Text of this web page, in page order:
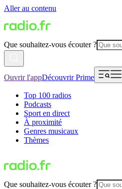
Aller au contenu
Que souhaitez-vous écouter ?
Ouvrir l'appDécouvrir Prime
Top 100 radios
Podcasts
Sport en direct
À proximité
Genres musicaux
Thèmes
Que souhaitez-vous écouter ?